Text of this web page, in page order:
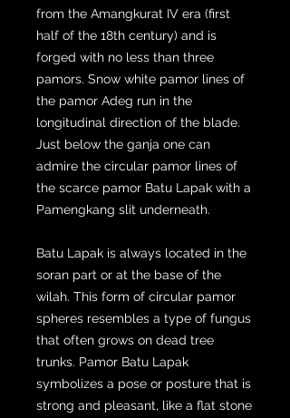
from the Amangkurat IV era (first
half of the 18th century) and is
forged with no less than three
pamors. Snow white pamor lines of
the pamor Adeg run in the
longitudinal direction of the blade.
Just below the ganja one can
admire the circular pamor lines of
the scarce pamor Batu Lapak with a
Pamengkang slit underneath.
Batu Lapak is always located in the
soran part or at the base of the
wilah. This form of circular pamor
spheres resembles a type of fungus
that often grows on dead tree
trunks. Pamor Batu Lapak
symbolizes a pose or posture that is
strong and pleasant, like a flat stone